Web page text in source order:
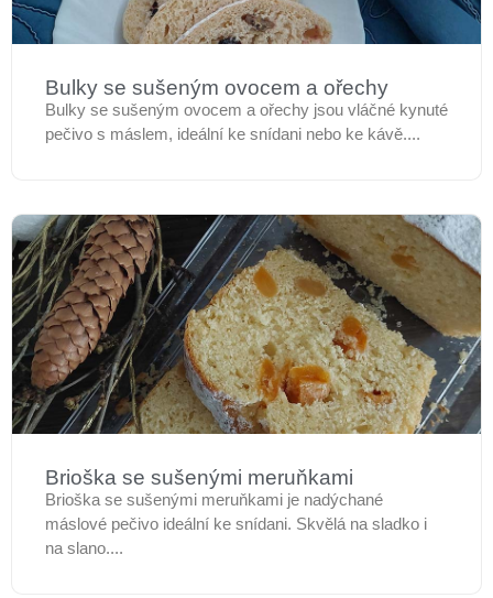
Bulky se sušeným ovocem a ořechy
Bulky se sušeným ovocem a ořechy jsou vláčné kynuté
pečivo s máslem, ideální ke snídani nebo ke kávě....
Brioška se sušenými meruňkami
Brioška se sušenými meruňkami je nadýchané
máslové pečivo ideální ke snídani. Skvělá na sladko i
na slano....